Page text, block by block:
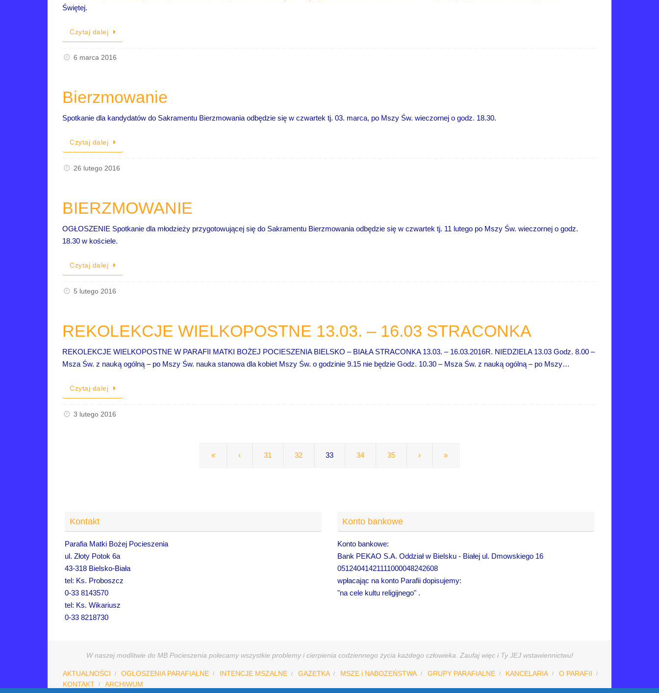
Świętej.
Czytaj dalej
6 marca 2016
Bierzmowanie
Spotkanie dla kandydatów do Sakramentu Bierzmowania odbędzie się w czwartek tj. 03. marca, po Mszy Św. wieczornej o godz. 18.30.
Czytaj dalej
26 lutego 2016
BIERZMOWANIE
OGŁOSZENIE Spotkanie dla młodzieży przygotowującej się do Sakramentu Bierzmowania odbędzie się w czwartek tj. 11 lutego po Mszy Św. wieczornej o godz.
18.30 w kościele.
Czytaj dalej
5 lutego 2016
REKOLEKCJE WIELKOPOSTNE 13.03. – 16.03 STRACONKA
REKOLEKCJE WIELKOPOSTNE W PARAFII MATKI BOŻEJ POCIESZENIA BIELSKO – BIAŁA STRACONKA 13.03. – 16.03.2016R. NIEDZIELA 13.03 Godz. 8.00 –
Msza Św. z nauką ogólną – po Mszy Św. nauka stanowa dla kobiet Mszy Św. o godzinie 9.15 nie będzie Godz. 10.30 – Msza Św. z nauką ogólną – po Mszy…
Czytaj dalej
3 lutego 2016
« ‹ 31 32 33 34 35 › »
Kontakt
Parafia Matki Bożej Pocieszenia
ul. Złoty Potok 6a
43-318 Bielsko-Biała
tel: Ks. Proboszcz
0-33 8143570
tel: Ks. Wikariusz
0-33 8218730
Konto bankowe
Konto bankowe:
Bank PEKAO S.A. Oddział w Bielsku - Białej ul. Dmowskiego 16
05124041421111000048242608
wpłacając na konto Parafii dopisujemy:
"na cele kultu religijnego" .
W naszej modlitwie do MB Pocieszenia polecamy wszystkie problemy i cierpienia codziennego życia każdego człowieka. Zaufaj więc i Ty JEJ wstawiennictwu!
AKTUALNOŚCI OGŁOSZENIA PARAFIALNE INTENCJE MSZALNE GAZETKA MSZE i NABOŻEŃSTWA GRUPY PARAFIALNE KANCELARIA
O PARAFII
KONTAKT
ARCHIWUM